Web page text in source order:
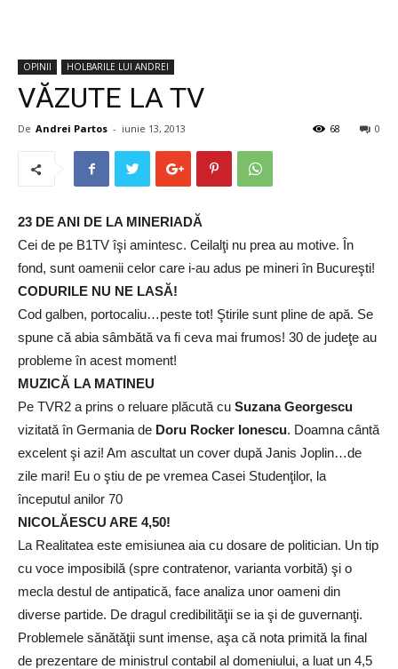
OPINII HOLBARILE LUI ANDREI
VĂZUTE LA TV
De Andrei Partos - iunie 13, 2013 0
68
23 DE ANI DE LA MINERIADĂ
Cei de pe B1TV îşi amintesc. Ceilalţi nu prea au motive. În
fond, sunt oamenii celor care i-au adus pe mineri în Bucureşti!
CODURILE NU NE LASĂ!
Cod galben, portocaliu…peste tot! Ştirile sunt pline de apă. Se
spune că abia sâmbătă va fi ceva mai frumos! 30 de judeţe au
probleme în acest moment!
MUZICĂ LA MATINEU
Pe TVR2 a prins o reluare plăcută cu Suzana Georgescu
vizitată în Germania de Doru Rocker Ionescu. Doamna cântă
excelent şi azi! Am ascultat un cover după Janis Joplin…de
zile mari! Eu o ştiu de pe vremea Casei Studenţilor, la
începutul anilor 70
NICOLĂESCU ARE 4,50!
La Realitatea este emisiunea aia cu dosare de politician. Un tip
cu voce imposibilă (spre contratenor, varianta vorbită) şi o
mecla destul de antipatică, face analiza unor oameni din
diverse partide. De dragul credibilităţii se ia şi de guvernanţi.
Problemele sănătăţii sunt imense, aşa că nota primită la final
de prezentare de ministrul contabil al domeniului, a luat un 4,5